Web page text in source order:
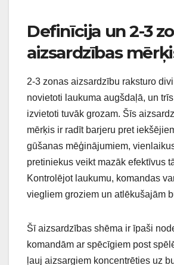
Definīcija un 2-3
aizsardzības
2-3 zonas aizsardzību raksturo
novietoti laukuma augšdaļā, un
izvietoti tuvāk grozam. Šīs
mērķis ir radīt barjeru pret
gūšanas mēģinājumiem,
pretiniekus veikt mazāk efektīvus
Kontrolējot laukumu, komandas
viegliem groziem un atlēkušajām
Šī aizsardzības shēma ir īpaši
komandām ar spēcīgiem post
ļauj aizsargiem koncentrēties uz